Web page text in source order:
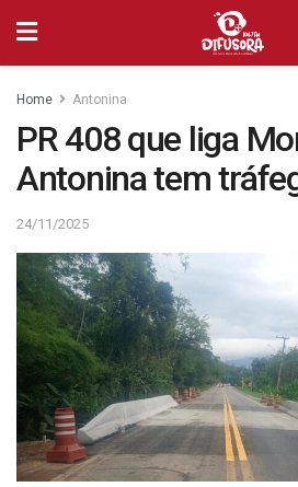
Home Antonina
PR 408 que liga
Antonina tem
24/11/2025